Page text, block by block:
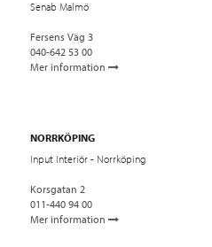
Senab Malmö
Fersens Väg 3
040-642 53 00
Mer information
NORRKÖPING
Input Interiör - Norrköping
Korsgatan 2
011-440 94 00
Mer information